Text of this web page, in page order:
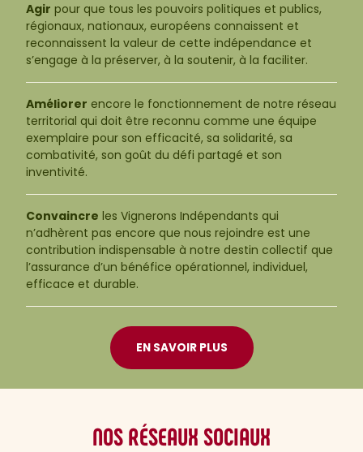
Agir pour que tous les pouvoirs politiques et publics,
régionaux, nationaux, européens connaissent et
reconnaissent la valeur de cette indépendance et
s’engage à la préserver, à la soutenir, à la faciliter.
Améliorer encore le fonctionnement de notre réseau
territorial qui doit être reconnu comme une équipe
exemplaire pour son efficacité, sa solidarité, sa
combativité, son goût du défi partagé et son
inventivité.
Convaincre les Vignerons Indépendants qui
n’adhèrent pas encore que nous rejoindre est une
contribution indispensable à notre destin collectif que
l’assurance d’un bénéfice opérationnel, individuel,
efficace et durable.
EN SAVOIR PLUS
NOS RÉSEAUX SOCIAUX